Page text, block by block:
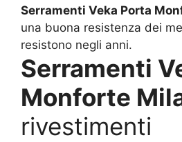
Serramenti Veka Porta
una buona resistenza dei
resistono negli anni.
Serramenti
Monforte
rivestimenti